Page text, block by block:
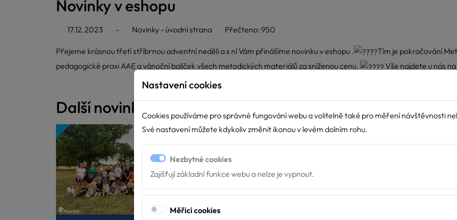
Novinky v eshopu
17.12.2023 - Novinky - úvodní strana Přečteno: 950
Přejeme krásnou třetí stříbrnou adventní neděli a s ní Vám přinášíme novinku v eshopu .
Tím je pokračování
pedagogické praxi AAE a vánoční balíček všech metodických materiálů za sníženou cenu.
Vše najdete u nás na
Další novinky
Nastavení cookies
Cookies používáme pro správné fungování webu a volitelně také pro měření návštěvnosti
Své nastavení můžete kdykoliv změnit ikonou v levém dolním rohu.
Nezbytné cookies
Zajišťují základní funkce webu a nelze je vypnout.
Měřicí cookies